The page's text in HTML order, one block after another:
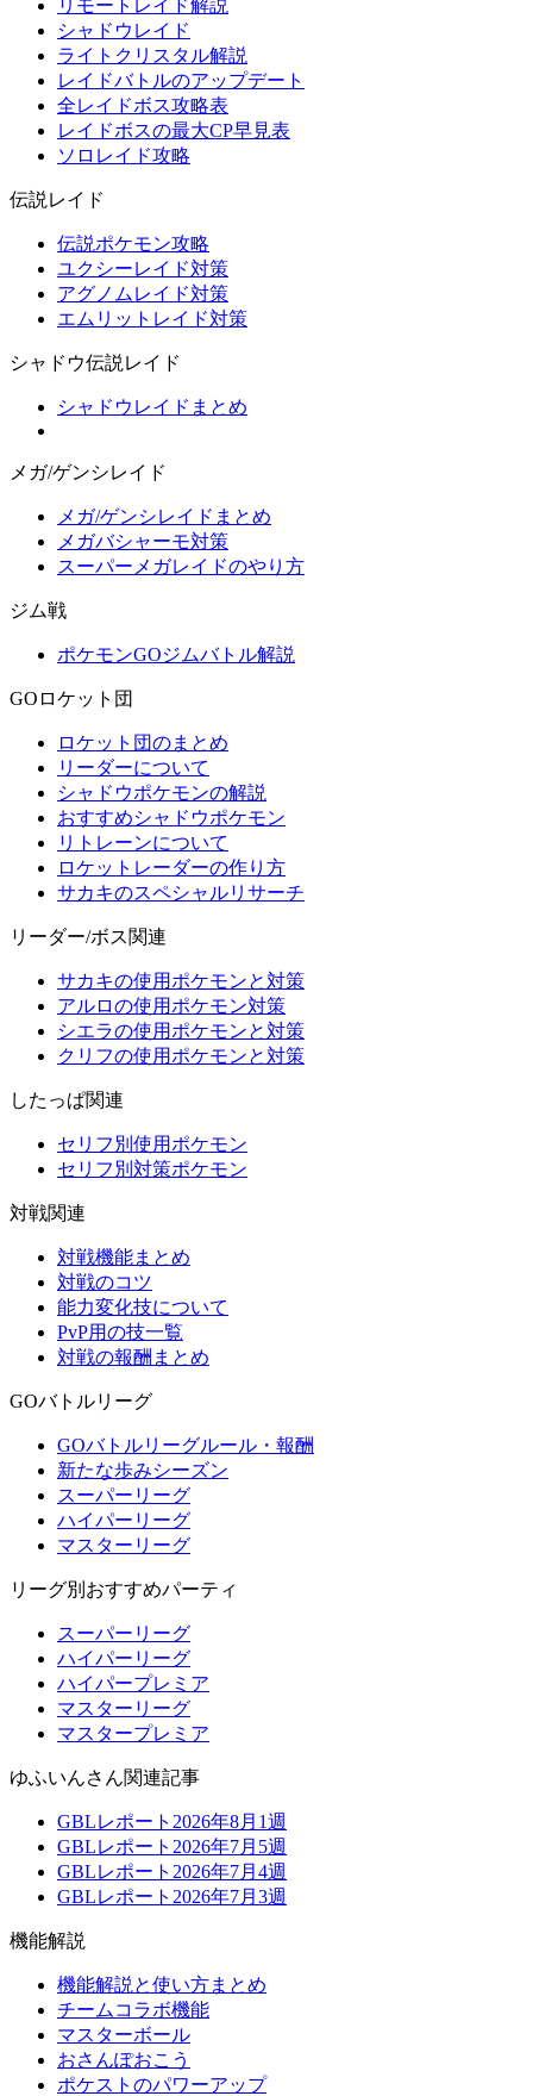
リモートレイド解説
シャドウレイド
ライトクリスタル解説
レイドバトルのアップデート
全レイドボス攻略表
レイドボスの最大CP早見表
ソロレイド攻略
伝説レイド
伝説ポケモン攻略
ユクシーレイド対策
アグノムレイド対策
エムリットレイド対策
シャドウ伝説レイド
シャドウレイドまとめ
メガ/ゲンシレイド
メガ/ゲンシレイドまとめ
メガバシャーモ対策
スーパーメガレイドのやり方
ジム戦
ポケモンGOジムバトル解説
GOロケット団
ロケット団のまとめ
リーダーについて
シャドウポケモンの解説
おすすめシャドウポケモン
リトレーンについて
ロケットレーダーの作り方
サカキのスペシャルリサーチ
リーダー/ボス関連
サカキの使用ポケモンと対策
アルロの使用ポケモン対策
シエラの使用ポケモンと対策
クリフの使用ポケモンと対策
したっぱ関連
セリフ別使用ポケモン
セリフ別対策ポケモン
対戦関連
対戦機能まとめ
対戦のコツ
能力変化技について
PvP用の技一覧
対戦の報酬まとめ
GOバトルリーグ
GOバトルリーグルール・報酬
新たな歩みシーズン
スーパーリーグ
ハイパーリーグ
マスターリーグ
リーグ別おすすめパーティ
スーパーリーグ
ハイパーリーグ
ハイパープレミア
マスターリーグ
マスタープレミア
ゆふいんさん関連記事
GBLレポート2026年8月1週
GBLレポート2026年7月5週
GBLレポート2026年7月4週
GBLレポート2026年7月3週
機能解説
機能解説と使い方まとめ
チームコラボ機能
マスターボール
おさんぽおこう
ポケストのパワーアップ